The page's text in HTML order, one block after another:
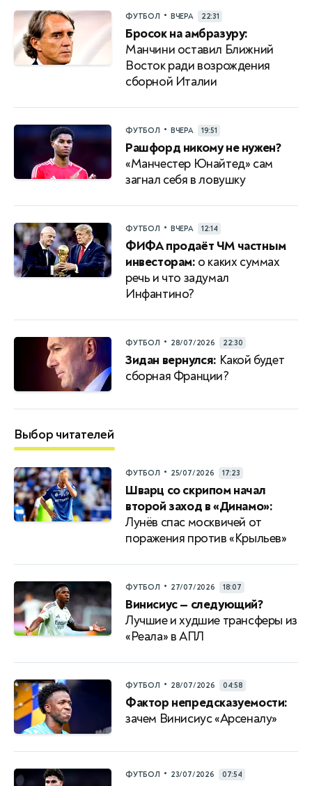
ФУТБОЛ • ВЧЕРА 22:31
Бросок на амбразуру:
Манчини оставил Ближний
Восток ради возрождения
сборной Италии
ФУТБОЛ • ВЧЕРА 19:51
Рашфорд никому не нужен?
«Манчестер Юнайтед» сам
загнал себя в ловушку
ФУТБОЛ • ВЧЕРА 12:14
ФИФА продаёт ЧМ частным
инвесторам: о каких суммах
речь и что задумал
Инфантино?
ФУТБОЛ • 28/07/2026 22:30
Зидан вернулся: Какой будет
сборная Франции?
Выбор читателей
ФУТБОЛ • 25/07/2026 17:23
Шварц со скрипом начал
второй заход в «Динамо»:
Лунёв спас москвичей от
поражения против «Крыльев»
ФУТБОЛ • 27/07/2026 18:07
Винисиус — следующий?
Лучшие и худшие трансферы из
«Реала» в АПЛ
ФУТБОЛ • 28/07/2026 04:58
Фактор непредсказуемости:
зачем Винисиус «Арсеналу»
ФУТБОЛ • 23/07/2026 07:54